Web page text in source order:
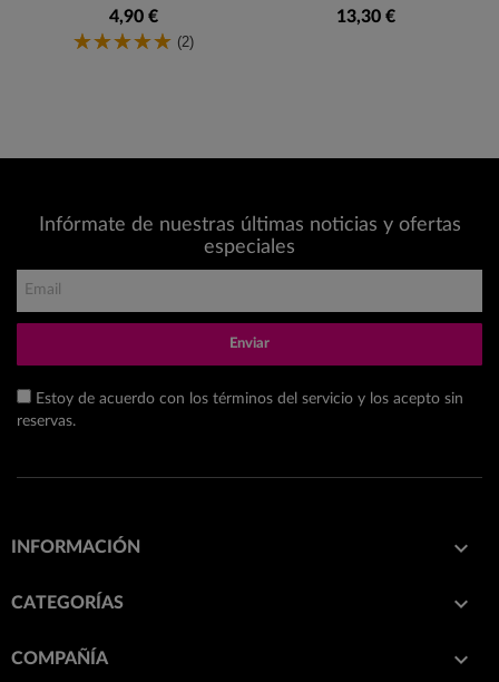
4,90 €
(2)
13,30 €
Infórmate de nuestras últimas noticias y ofertas
especiales
Enviar
Estoy de acuerdo con los términos del servicio y los acepto sin
reservas.
INFORMACIÓN 
CATEGORÍAS 
COMPAÑÍA 